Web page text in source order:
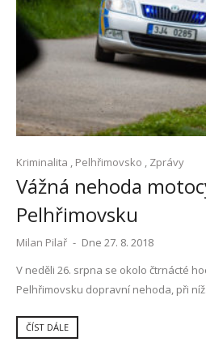
Kriminalita Pelhřimovsko Zprávy
Vážná nehoda
Pelhřimovsku
Milan Pilař - Dne 27. 8. 2018
V neděli 26. srpna se okolo čtrnácté
Pelhřimovsku dopravní nehoda, při níž.
ČÍST DÁLE